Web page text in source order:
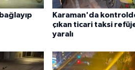
Karaman'da
çıkan ticari taksi refüje
yaralı